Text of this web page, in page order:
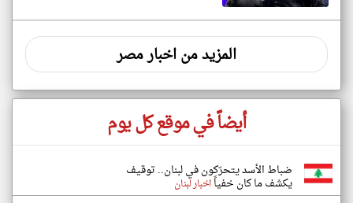
المزيد من اخبار مصر
أيضاً في موقع كل يوم
ضباط الأسد يتحرّكون في لبنان.. توقيف
يكشف ما كان خفياًاخبار لبنان